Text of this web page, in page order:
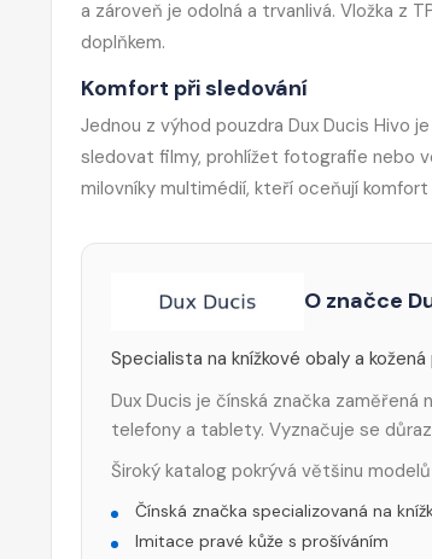
a zároveň je odolná a trvanlivá. Vložka z
doplňkem.
Komfort při sledování
Jednou z výhod pouzdra Dux Ducis Hivo
sledovat filmy, prohlížet fotografie nebo
milovníky multimédií, kteří oceňují komfort
O značce
Specialista na knížkové obaly a
Dux Ducis je čínská značka
telefony a tablety. Vyznačuje se
Široký katalog pokrývá většinu
Čínská značka specializovaná na
Imitace pravé kůže s prošíváním